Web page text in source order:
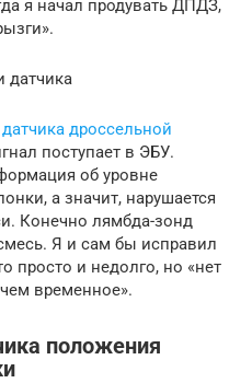
я начал продувать ДПДЗ,
датчика
дроссельной
поступает в ЭБУ.
об уровне
а значит, нарушается
Конечно лямбда-зонд
Я и сам бы исправил
просто и недолго, но «нет
временное».
положения